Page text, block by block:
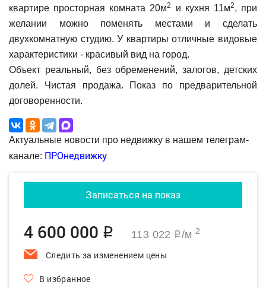
квартире просторная комната 20м2 и кухня 11м2, при
желании можно поменять местами и сделать
двухкомнатную студию. У квартиры отличные видовые
характеристики - красивый вид на город.
Объект реальный, без обременений, залогов, детских
долей. Чистая продажа. Показ по предварительной
договоренности.
Актуальные новости про недвижку в нашем телеграм-
канале: ПРОнедвижку
Записаться на показ
4 600 000 q 113 022 q/м 2
Следить за изменением цены
В избранное